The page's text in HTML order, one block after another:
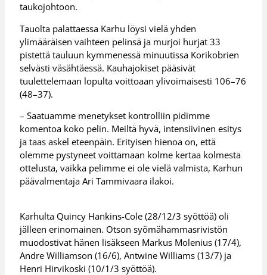
taukojohtoon.
Tauolta palattaessa Karhu löysi vielä yhden
ylimääräisen vaihteen pelinsä ja murjoi hurjat 33
pistettä tauluun kymmenessä minuutissa Korikobrien
selvästi väsähtäessä. Kauhajokiset pääsivät
tuulettelemaan lopulta voittoaan ylivoimaisesti 106–76
(48–37).
– Saatuamme menetykset kontrolliin pidimme
komentoa koko pelin. Meiltä hyvä, intensiivinen esitys
ja taas askel eteenpäin. Erityisen hienoa on, että
olemme pystyneet voittamaan kolme kertaa kolmesta
ottelusta, vaikka pelimme ei ole vielä valmista, Karhun
päävalmentaja Ari Tammivaara ilakoi.
Karhulta Quincy Hankins-Cole (28/12/3 syöttöä) oli
jälleen erinomainen. Otson syömähammasrivistön
muodostivat hänen lisäkseen Markus Molenius (17/4),
Andre Williamson (16/6), Antwine Williams (13/7) ja
Henri Hirvikoski (10/1/3 syöttöä).